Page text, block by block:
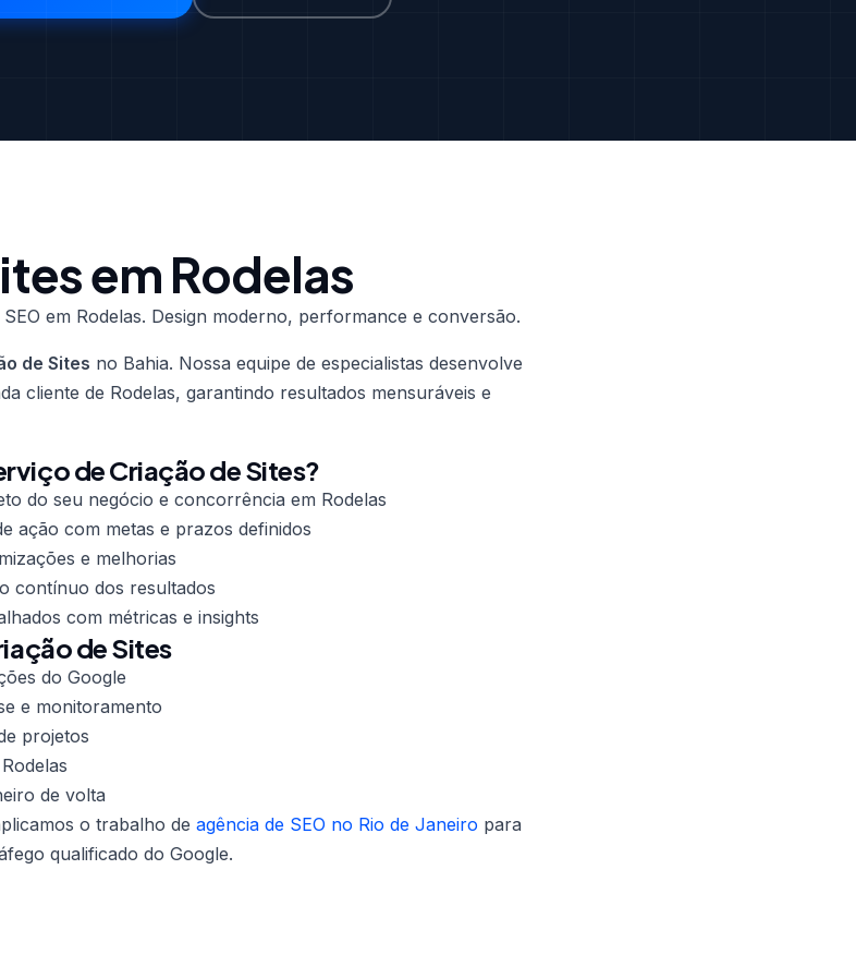
em Rodelas
em Rodelas. Design moderno, performance e conversão.
de Sites no Bahia. Nossa equipe de especialistas desenvolve
cliente de Rodelas, garantindo resultados mensuráveis e
de Criação de Sites?
do seu negócio e concorrência em Rodelas
ação com metas e prazos definidos
e melhorias
contínuo dos resultados
com métricas e insights
de Sites
do Google
e monitoramento
projetos
de volta
o trabalho de agência de SEO no Rio de Janeiro para
qualificado do Google.